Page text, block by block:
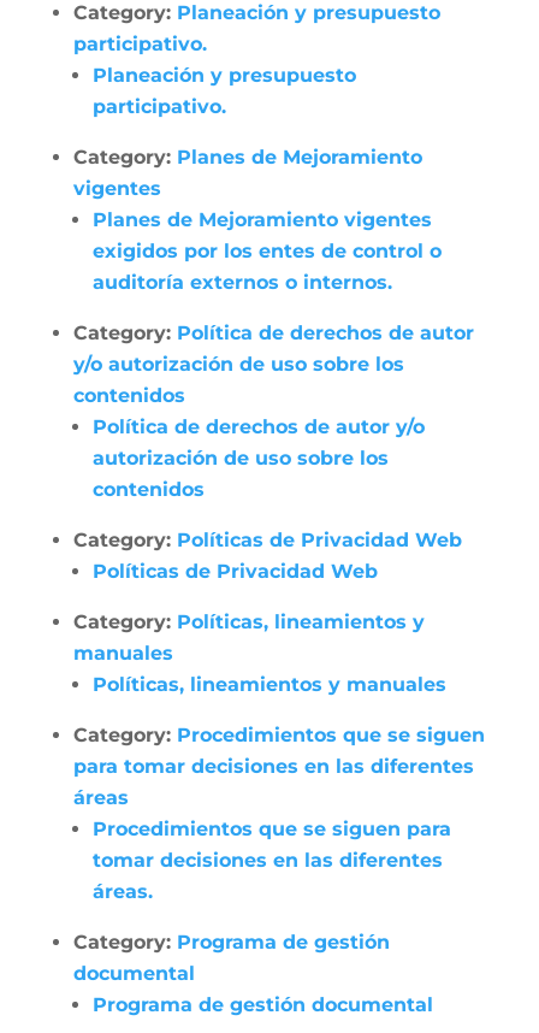
Category: Planeación y presupuesto
participativo.
Planeación y presupuesto
participativo.
Category: Planes de Mejoramiento
vigentes
Planes de Mejoramiento vigentes
exigidos por los entes de control o
auditoría externos o internos.
Category: Política de derechos de autor
y/o autorización de uso sobre los
contenidos
Política de derechos de autor y/o
autorización de uso sobre los
contenidos
Category: Políticas de Privacidad Web
Políticas de Privacidad Web
Category: Políticas, lineamientos y
manuales
Políticas, lineamientos y manuales
Category: Procedimientos que se siguen
para tomar decisiones en las diferentes
áreas
Procedimientos que se siguen para
tomar decisiones en las diferentes
áreas.
Category: Programa de gestión
documental
Programa de gestión documental